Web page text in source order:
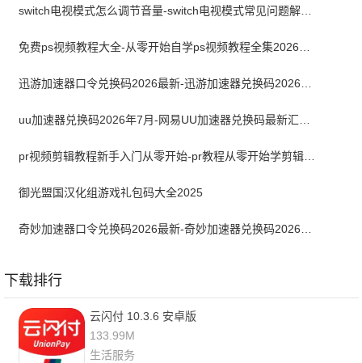
switch电视模式怎么调节音量-switch电视模式常见问题解决方案
pr视频剪辑教程新手入门从零开始-pr教程从零开始学剪辑全集免费
御光盟国汉化组游戏礼包码大全2025
下载排行
云闪付 10.3.6 安卓版
133.99M
生活服务